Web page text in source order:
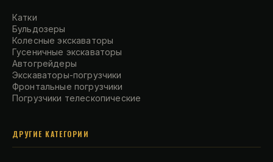
Катки
Бульдозеры
Колесные экскаваторы
Гусеничные экскаваторы
Автогрейдеры
Экскаваторы-погрузчики
Фронтальные погрузчики
Погрузчики телескопические
ДРУГИЕ КАТЕГОРИИ